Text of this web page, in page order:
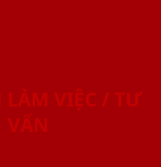
LÀM VIỆC / TƯ
VẤN